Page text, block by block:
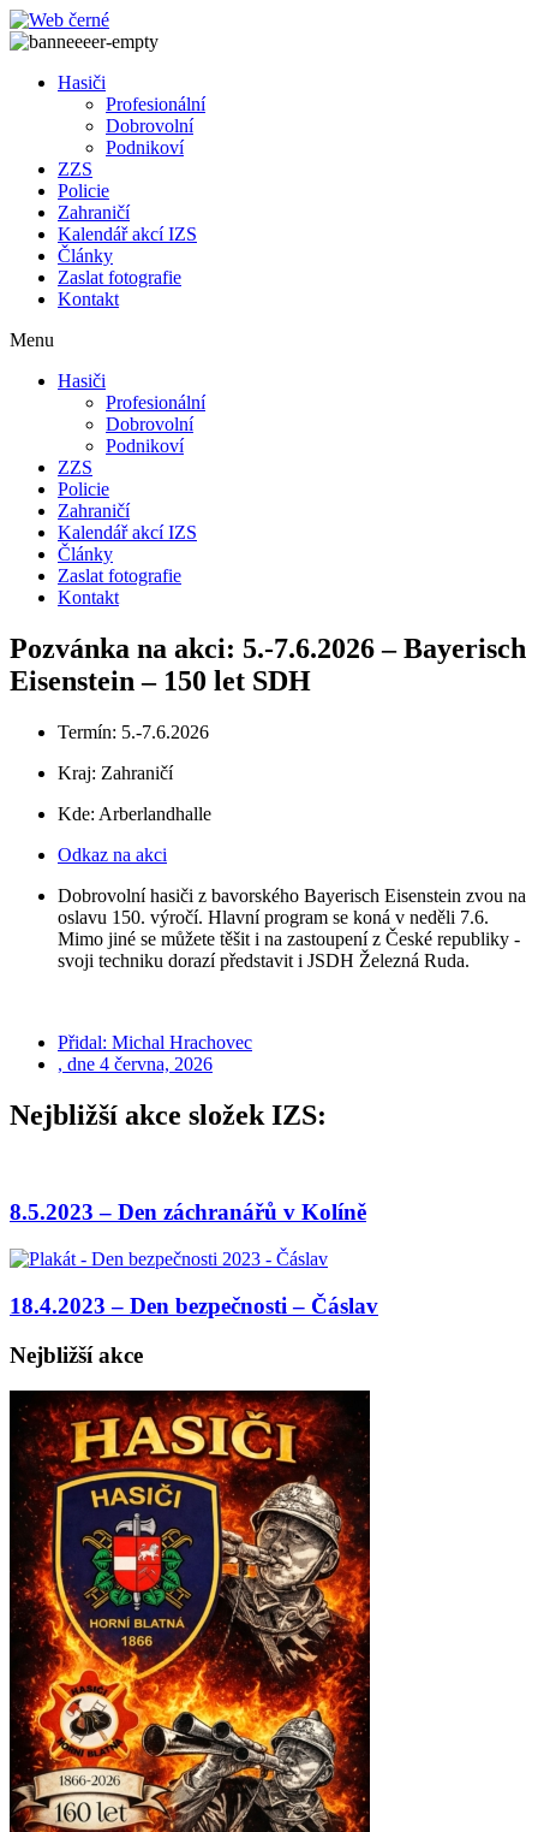
Přejít
k
Hasiči
Profesionální
Dobrovolní
Podnikoví
ZZS
Policie
Zahraničí
Kalendář akcí IZS
Články
Zaslat fotografie
Kontakt
Menu
Hasiči
Profesionální
Dobrovolní
Podnikoví
ZZS
Policie
Zahraničí
Kalendář akcí IZS
Články
Zaslat fotografie
Kontakt
Pozvánka na akci: 5.-7.6.2026 – Bayerisch
Eisenstein – 150 let SDH
Termín: 5.-7.6.2026
Kraj: Zahraničí
Kde: Arberlandhalle
Odkaz na akci
Dobrovolní hasiči z bavorského Bayerisch Eisenstein zvou na
oslavu 150. výročí. Hlavní program se koná v neděli 7.6.
Mimo jiné se můžete těšit i na zastoupení z České republiky -
svoji techniku dorazí představit i JSDH Železná Ruda.
Přidal: Michal Hrachovec
, dne 4 června, 2026
Nejbližší akce složek IZS:
8.5.2023 – Den záchranářů v Kolíně
18.4.2023 – Den bezpečnosti – Čáslav
Nejbližší akce